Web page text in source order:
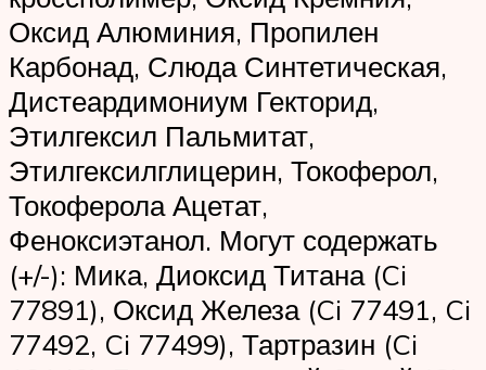
Оксид Алюминия, Пропилен
Карбонад, Слюда Синтетическая,
Дистеардимониум Гекторид,
Этилгексил Пальмитат,
Этилгексилглицерин, Токоферол,
Токоферола Ацетат,
Феноксиэтанол. Могут содержать
(+/-): Мика, Диоксид Титана (Ci
77891), Оксид Железа (Ci 77491, Ci
77492, Ci 77499), Тартразин (Ci